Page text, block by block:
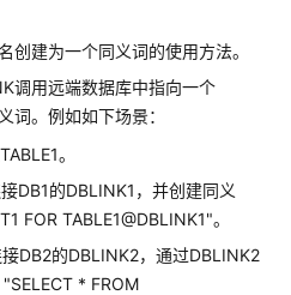
创建为一个同义词的使用方法。
调用远端数据库中指向一个
词。例如如下场景：
。
DB1的DBLINK1，并创建同义
FOR TABLE1@DBLINK1"。
DB2的DBLINK2，通过DBLINK2
* FROM